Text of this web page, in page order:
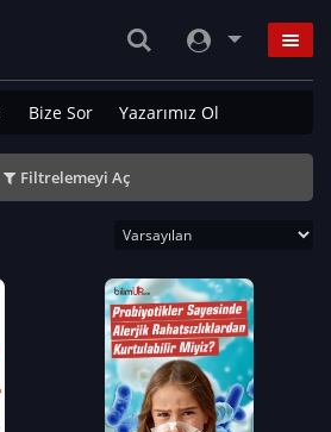
Bize Sor Yazarımız Ol
Filtrelemeyi Aç